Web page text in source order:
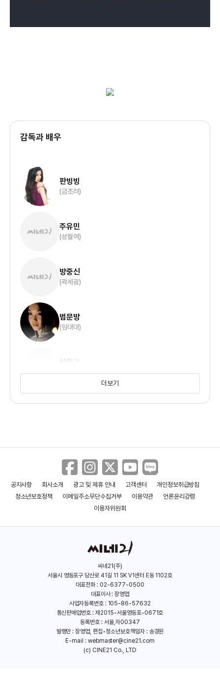
감독과 배우
판빙빙
(금조려)
주유민
(성월여)
방중신
(곽세굉)
범문방
(임대대)
왕학기
(욱영교)
(성문달)
더보기
공지사항 회사소개 광고 및 제휴 안내 고객센터
개인정보취급방침
청소년보호정책
이메일주소무단수집거부 이용약관
언론윤리강령
이용자위원회
씨네21(주)
서울시 영등포구 당산로 41길 11 SK V1센터 E동 1102호
대표전화 : 02-6377-0500
대표이사 : 장영엽
사업자등록번호 : 105-86-57632
통신판매업번호 : 제2015-서울영등포-0671호
등록번호 : 서울,자00347
발행인 : 장영엽, 편집•청소년보호책임자 : 송경원
E-mail : webmaster@cine21.com
(c) CINE21 Co., LTD